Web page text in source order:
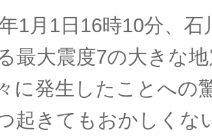
1月1日16時10分、
最大震度7の大きな
に発生したことへの
つ起きてもおかしく